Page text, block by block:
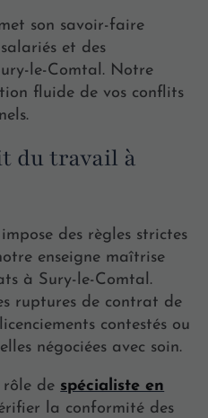
son savoir-faire
et des
le-Comtal. Notre
fluide de vos conflits
du travail à
des règles strictes
enseigne maîtrise
à Sury-le-Comtal.
ruptures de contrat de
contestés ou
négociées avec soin.
de spécialiste en
la conformité des